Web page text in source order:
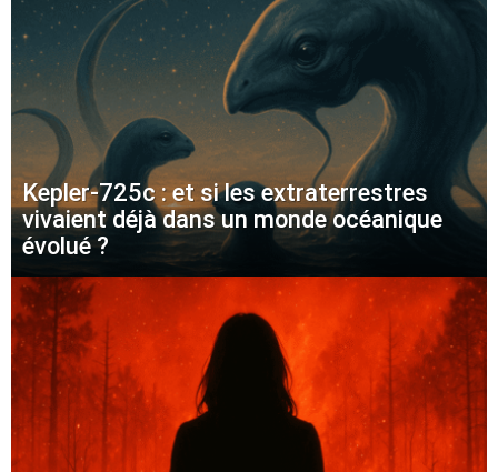
Kepler-725c : et si les extraterrestres
vivaient déjà dans un monde océanique
évolué ?